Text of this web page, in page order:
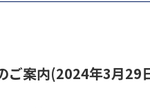
ご案内(2024年3月29